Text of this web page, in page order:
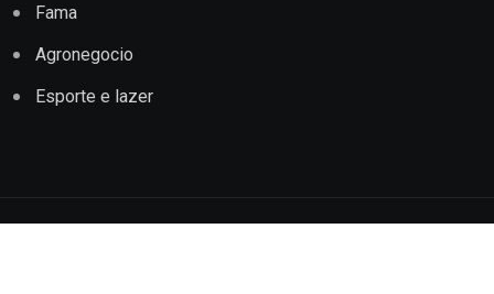
Fama
Agronegocio
Esporte e lazer